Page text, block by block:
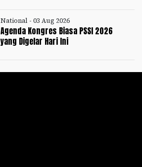
National - 03 Aug 2026
Agenda Kongres Biasa PSSI 2026
yang Digelar Hari Ini